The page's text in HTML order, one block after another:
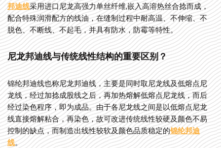
邦迪线采用进口尼龙高强力单丝纤维,嵌入高溶热丝合捻而成，
配合特殊润滑配方的线油，在缝制过程中耐高温、不伸缩、不
脱色、不断线、不起毛，并具有防水，防霉等特性。
尼龙邦迪线与传统线性结构的重要区别？
锦纶邦迪线也称尼龙邦迪线，主要是同时取尼龙线及低熔点尼
龙线，经过加捻成股线之后，再加热熔解低熔点尼龙线，而后
经过染色程序，即为成品。由于各尼龙线之间是以低熔点尼龙
线直接熔解粘合，再染色，故可改进传统线性较硬及颜色不易
控制的缺点，而制造出线性较软及颜色品质稳定的锦纶邦迪
线。